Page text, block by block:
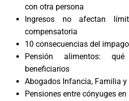
con otra persona
Ingresos no afectan
compensatoria
10 consecuencias del
Pensión alimentos:
beneficiarios
Abogados Infancia, Familia y
Pensiones entre cónyuges